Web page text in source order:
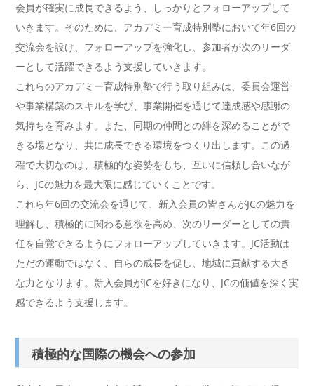
会員が確実に成長できるよう、しっかりとフォローアップして
いきます。そのために、アカデミー育成特別塾において年6回の
交流会を設け、フォローアップを強化し、参加者が次のリーダ
ーとして活躍できるよう支援していきます。
これらのアカデミー育成特別塾で行う取り組みは、委員会運営
や事業構築のスキルを学び、事業開催を通じて達成感や感謝の
気持ちを育みます。また、同期の仲間との絆を深めることがで
きる場となり、共に成長できる環境をつくり出します。この過
程で大切なのは、積極的な姿勢をもち、互いに信頼し合いなが
ら、JCの魅力を最大限に感じていくことです。
これら年6回の交流会を通じて、新入会員の皆さんがJCの魅力を
理解し、積極的に関わる意欲を高め、次のリーダーとしての責
任を自覚できるようにフォローアップしていきます。JC活動は
ただの運動ではなく、自らの成長を促し、地域に貢献する大き
な力となります。新入会員がJCを好きになり、JCの価値を深く実
感できるよう支援します。
積極的な国際の機会への参加